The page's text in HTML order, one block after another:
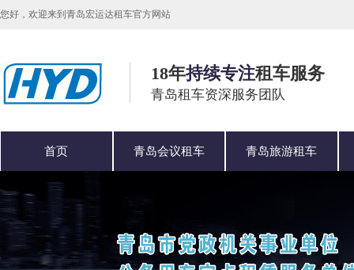
您好，欢迎来到青岛宏运达租车官方网站
18年持续专注租车服务
青岛租车资深服务团队
首页 青岛会议租车 青岛旅游租车
公司简介